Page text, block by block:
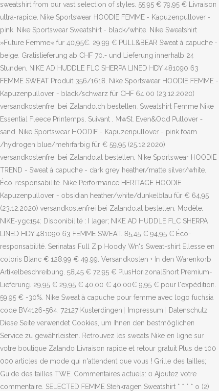
sweatshirt from our vast selection of styles. 55,95 € 79,95 € Livraison
ultra-rapide. Nike Sportswear HOODIE FEMME - Kapuzenpullover -
pink. Nike Sportswear Sweatshirt - black/white. Nike Sweatshirt
»Future Femme« für 40,95€. 29,99 € PULL&BEAR Sweat à capuche -
beige. Gratislieferung ab CHF 70.- und Lieferung innerhalb 24
Stunden. NIKE AD HUDDLE FLC SHERPA LINED HDY 481090 63
FEMME SWEAT Produit 356/1618. Nike Sportswear HOODIE FEMME -
Kapuzenpullover - black/schwarz für CHF 64.00 (23.12.2020)
versandkostenfrei bei Zalando.ch bestellen. Sweatshirt Femme Nike
Essential Fleece Printemps. Suivant . MwSt. Even&Odd Pullover -
sand. Nike Sportswear HOODIE - Kapuzenpullover - pink foam
/hydrogen blue/mehrfarbig für € 59,95 (25.12.2020)
versandkostenfrei bei Zalando.at bestellen. Nike Sportswear HOODIE
TREND - Sweat à capuche - dark grey heather/matte silver/white.
Éco-responsabilité. Nike Performance HERITAGE HOODIE -
Kapuzenpullover - obsidian heather/white/dunkelblau für € 64,95
(23.12.2020) versandkostenfrei bei Zalando.at bestellen. Modèle:
NIKE-ygc154; Disponibilité : I lager; NIKE AD HUDDLE FLC SHERPA
LINED HDY 481090 63 FEMME SWEAT. 85,45 € 94,95 € Éco-
responsabilité. Serinatas Full Zip Hoody Wn's Sweat-shirt Ellesse en
coloris Blanc € 128.99 € 49.99. Versandkosten + In den Warenkorb
Artikelbeschreibung. 58,45 € 72,95 € PlusHorizonalShort Premium-
Lieferung. 29,95 € 29,95 € 40,00 € 40,00€ 9,95 € pour l'expédition.
59,95 € -30%. Nike Sweat à capuche pour femme avec logo fuchsia
code BV4126-564. 72127 Kusterdingen | Impressum | Datenschutz
Diese Seite verwendet Cookies, um Ihnen den bestmöglichen
Service zu gewährleisten. Retrouvez les sweats Nike en ligne sur
votre boutique Zalando Livraison rapide et retour gratuit Plus de 100
000 articles de mode qui n'attendent que vous ! Grille des tailles;
Guide des tailles TWE. Commentaires actuels: 0 Ajoutez votre
commentaire. SELECTED FEMME Stehkragen Sweatshirt * * * * o (2)